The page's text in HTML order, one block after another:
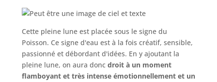
Cette pleine lune est placée sous le signe du
Poisson. Ce signe d'eau est à la fois créatif, sensible,
passionné et débordant d'idées. En y ajoutant la
pleine lune, on aura doncdroit à un moment
flamboyant et très intense émotionnellement et un